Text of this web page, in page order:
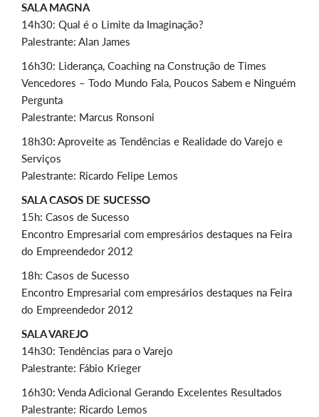
SALA MAGNA
14h30: Qual é o Limite da Imaginação?
Palestrante: Alan James
16h30: Liderança, Coaching na Construção de Times
Vencedores – Todo Mundo Fala, Poucos Sabem e Ninguém
Pergunta
Palestrante: Marcus Ronsoni
18h30: Aproveite as Tendências e Realidade do Varejo e
Serviços
Palestrante: Ricardo Felipe Lemos
SALA CASOS DE SUCESSO
15h: Casos de Sucesso
Encontro Empresarial com empresários destaques na Feira
do Empreendedor 2012
18h: Casos de Sucesso
Encontro Empresarial com empresários destaques na Feira
do Empreendedor 2012
SALA VAREJO
14h30: Tendências para o Varejo
Palestrante: Fábio Krieger
16h30: Venda Adicional Gerando Excelentes Resultados
Palestrante: Ricardo Lemos